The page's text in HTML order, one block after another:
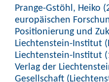
Prange-Gstöhl, Heiko
europäischen
Positionierung und
Liechtenstein-Institut
Liechtenstein-Institut
Verlag der
Gesellschaft